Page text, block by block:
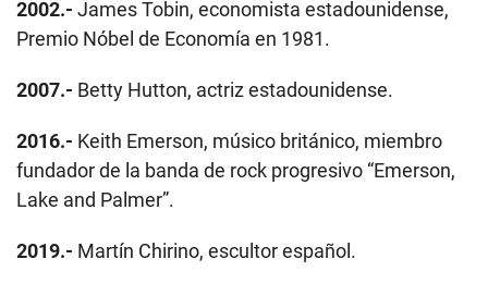
2002.- James Tobin, economista estadounidense,
Premio Nóbel de Economía en 1981.
2007.- Betty Hutton, actriz estadounidense.
2016.- Keith Emerson, músico británico, miembro
fundador de la banda de rock progresivo “Emerson,
Lake and Palmer”.
2019.- Martín Chirino, escultor español.